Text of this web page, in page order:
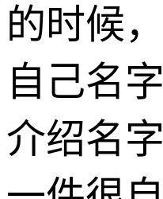
的时候
自己名
介绍名